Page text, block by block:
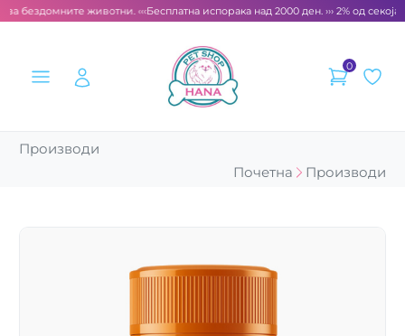
бездомните животни. ‹‹‹Бесплатна испорака над 2000 ден. ››› 2% од
0
Производи
Почетна
Производи